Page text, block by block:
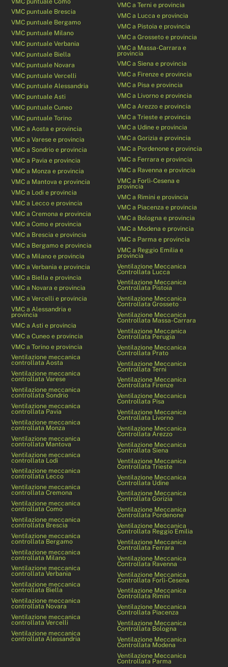
VMC puntuale Brescia
VMC puntuale Bergamo
VMC puntuale Milano
VMC puntuale Verbania
VMC puntuale Biella
VMC puntuale Novara
VMC puntuale Vercelli
VMC puntuale Alessandria
VMC puntuale Asti
VMC puntuale Cuneo
VMC puntuale Torino
VMC a Aosta e provincia
VMC a Varese e provincia
VMC a Sondrio e provincia
VMC a Pavia e provincia
VMC a Monza e provincia
VMC a Mantova e provincia
VMC a Lodi e provincia
VMC a Lecco e provincia
VMC a Cremona e provincia
VMC a Como e provincia
VMC a Brescia e provincia
VMC a Bergamo e provincia
VMC a Milano e provincia
VMC a Verbania e provincia
VMC a Biella e provincia
VMC a Novara e provincia
VMC a Vercelli e provincia
VMC a Alessandria e
provincia
VMC a Asti e provincia
VMC a Cuneo e provincia
VMC a Torino e provincia
Ventilazione meccanica
controllata Aosta
Ventilazione meccanica
controllata Varese
Ventilazione meccanica
controllata Sondrio
Ventilazione meccanica
controllata Pavia
Ventilazione meccanica
controllata Monza
Ventilazione meccanica
controllata Mantova
Ventilazione meccanica
controllata Lodi
Ventilazione meccanica
controllata Lecco
Ventilazione meccanica
controllata Cremona
Ventilazione meccanica
controllata Como
Ventilazione meccanica
controllata Brescia
Ventilazione meccanica
controllata Bergamo
Ventilazione meccanica
controllata Milano
Ventilazione meccanica
controllata Verbania
Ventilazione meccanica
controllata Biella
Ventilazione meccanica
controllata Novara
Ventilazione meccanica
controllata Vercelli
Ventilazione meccanica
controllata Alessandria
VMC a Terni e provincia
VMC a Lucca e provincia
VMC a Pistoia e provincia
VMC a Grosseto e provincia
VMC a Massa-Carrara e
provincia
VMC a Siena e provincia
VMC a Firenze e provincia
VMC a Pisa e provincia
VMC a Livorno e provincia
VMC a Arezzo e provincia
VMC a Trieste e provincia
VMC a Udine e provincia
VMC a Gorizia e provincia
VMC a Pordenone e provincia
VMC a Ferrara e provincia
VMC a Ravenna e provincia
VMC a Forlì-Cesena e
provincia
VMC a Rimini e provincia
VMC a Piacenza e provincia
VMC a Bologna e provincia
VMC a Modena e provincia
VMC a Parma e provincia
VMC a Reggio Emilia e
provincia
Ventilazione Meccanica
Controllata Lucca
Ventilazione Meccanica
Controllata Pistoia
Ventilazione Meccanica
Controllata Grosseto
Ventilazione Meccanica
Controllata Massa-Carrara
Ventilazione Meccanica
Controllata Perugia
Ventilazione Meccanica
Controllata Prato
Ventilazione Meccanica
Controllata Terni
Ventilazione Meccanica
Controllata Firenze
Ventilazione Meccanica
Controllata Pisa
Ventilazione Meccanica
Controllata Livorno
Ventilazione Meccanica
Controllata Arezzo
Ventilazione Meccanica
Controllata Siena
Ventilazione Meccanica
Controllata Trieste
Ventilazione Meccanica
Controllata Udine
Ventilazione Meccanica
Controllata Gorizia
Ventilazione Meccanica
Controllata Pordenone
Ventilazione Meccanica
Controllata Reggio Emilia
Ventilazione Meccanica
Controllata Ferrara
Ventilazione Meccanica
Controllata Ravenna
Ventilazione Meccanica
Controllata Forlì-Cesena
Ventilazione Meccanica
Controllata Rimini
Ventilazione Meccanica
Controllata Piacenza
Ventilazione Meccanica
Controllata Bologna
Ventilazione Meccanica
Controllata Modena
Ventilazione Meccanica
Controllata Parma